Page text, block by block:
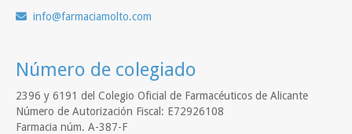
info
farmaciamolto.com
Número de colegiado
2396 y 6191 del Colegio Oficial de Farmacéuticos de Alicante
Número de Autorización Fiscal: E72926108
Farmacia núm. A-387-F